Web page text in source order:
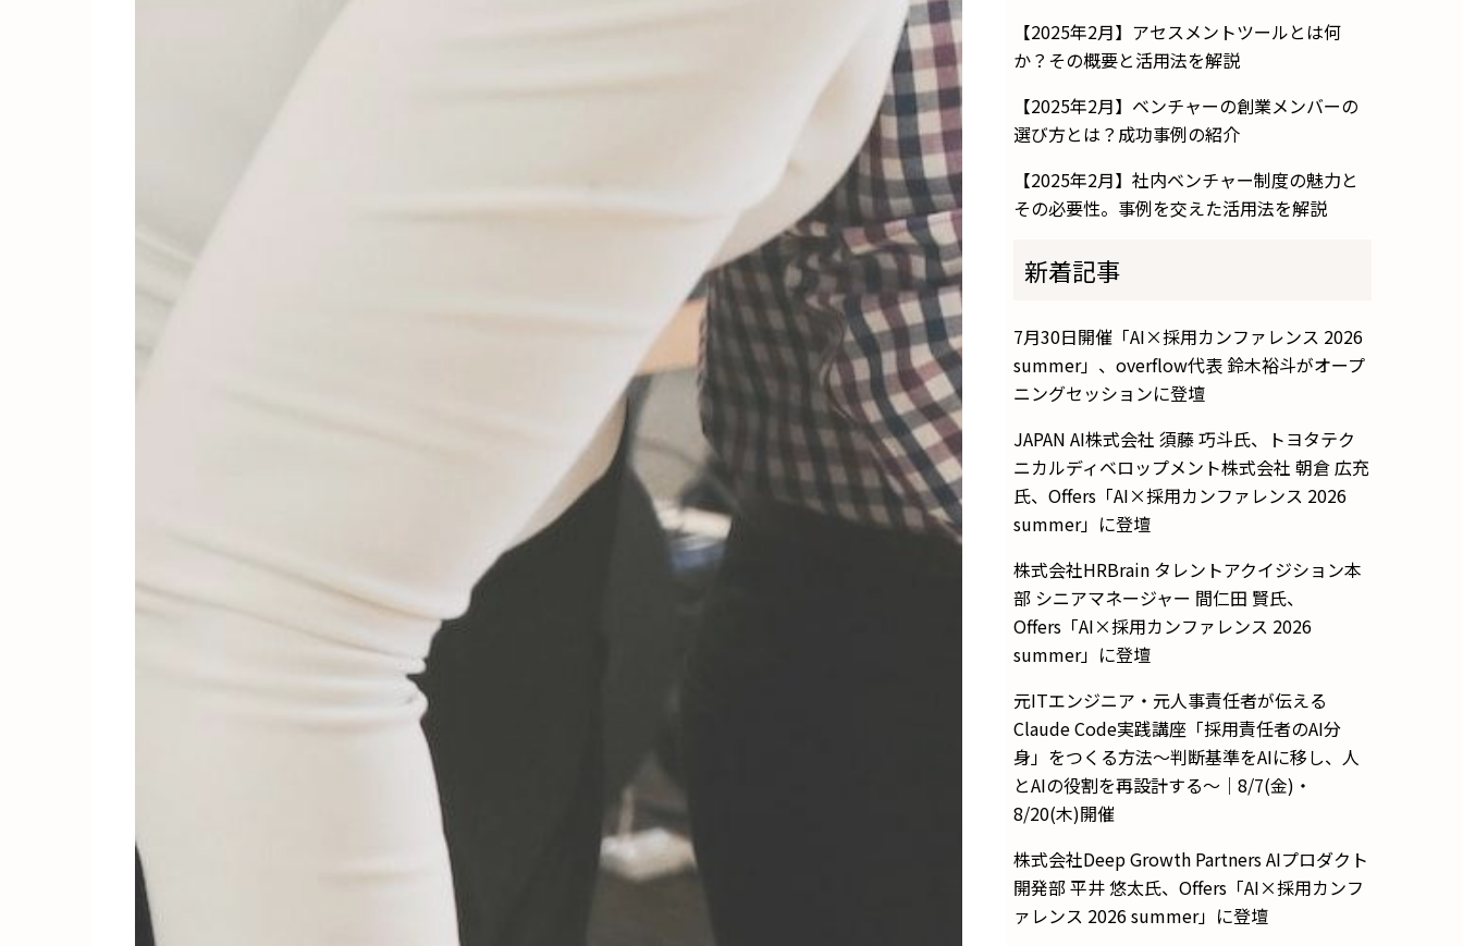
【2025年2月】アセスメントツールとは何
か？その概要と活用法を解説
【2025年2月】ベンチャーの創業メンバーの
選び方とは？成功事例の紹介
【2025年2月】社内ベンチャー制度の魅力と
その必要性。事例を交えた活用法を解説
新着記事
7月30日開催「AI×採用カンファレンス 2026
summer」、overflow代表 鈴木裕斗がオープ
ニングセッションに登壇
JAPAN AI株式会社 須藤 巧斗氏、トヨタテク
ニカルディベロップメント株式会社 朝倉 広充
氏、Offers「AI×採用カンファレンス 2026
summer」に登壇
株式会社HRBrain タレントアクイジション本
部 シニアマネージャー 間仁田 賢氏、
Offers「AI×採用カンファレンス 2026
summer」に登壇
元ITエンジニア・元人事責任者が伝える
Claude Code実践講座「採用責任者のAI分
身」をつくる方法〜判断基準をAIに移し、人
とAIの役割を再設計する〜｜8/7(金)・
8/20(木)開催
株式会社Deep Growth Partners AIプロダクト
開発部 平井 悠太氏、Offers「AI×採用カンフ
ァレンス 2026 summer」に登壇